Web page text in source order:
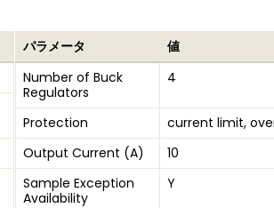
パラメータ
値
Number of Buck
Regulators
4
Protection
current limit,
Output Current (A)
10
Sample Exception
Availability
Y